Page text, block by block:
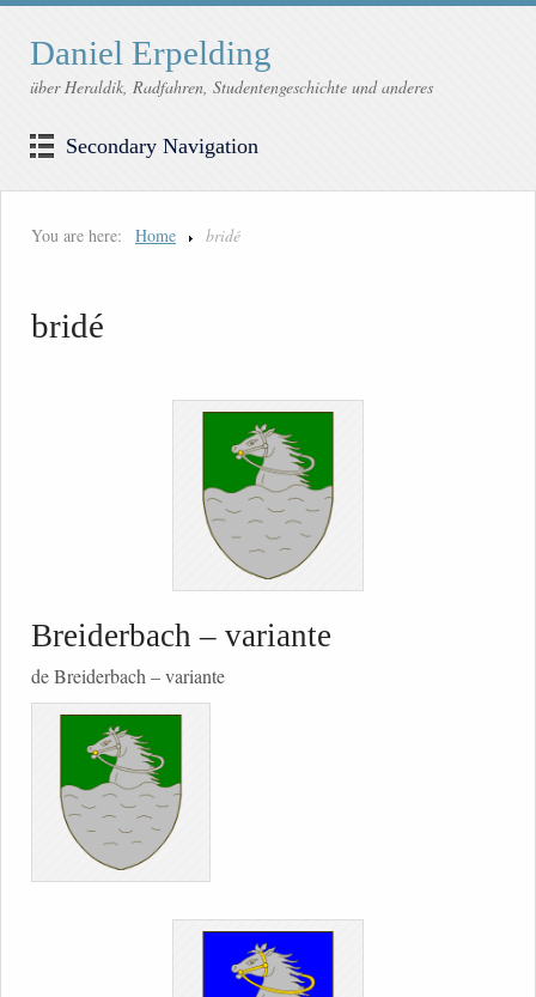
Daniel Erpelding
über Heraldik, Radfahren, Studentengeschichte und anderes
Secondary Navigation
You are here: Home bridé
bridé
Breiderbach – variante
de Breiderbach – variante